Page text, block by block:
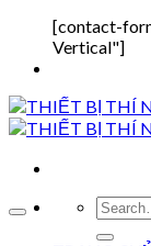
[contact-
Vertical"]
Search
for: